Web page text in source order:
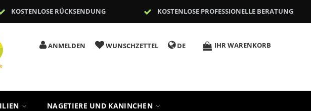
KOSTENLOSE RÜCKSENDUNG KOSTENLOSE PROFESSIONELLE BERATUNG
ANMELDEN WUNSCHZETTEL DE IHR WARENKORB
NAGETIERE UND KANINCHEN